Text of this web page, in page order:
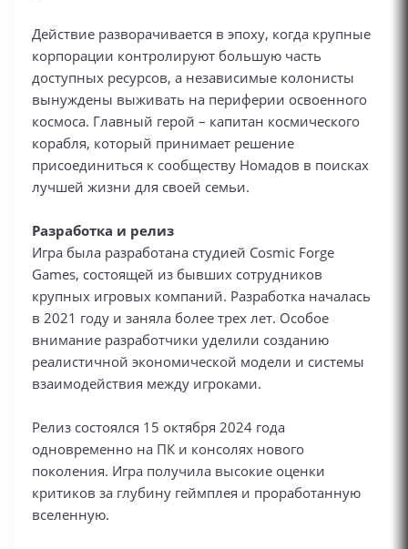
Действие разворачивается в эпоху, когда крупные
корпорации контролируют большую часть
доступных ресурсов, а независимые колонисты
вынуждены выживать на периферии освоенного
космоса. Главный герой – капитан космического
корабля, который принимает решение
присоединиться к сообществу Номадов в поисках
лучшей жизни для своей семьи.
Разработка и релиз
Игра была разработана студией Cosmic Forge
Games, состоящей из бывших сотрудников
крупных игровых компаний. Разработка началась
в 2021 году и заняла более трех лет. Особое
внимание разработчики уделили созданию
реалистичной экономической модели и системы
взаимодействия между игроками.
Релиз состоялся 15 октября 2024 года
одновременно на ПК и консолях нового
поколения. Игра получила высокие оценки
критиков за глубину геймплея и проработанную
вселенную.